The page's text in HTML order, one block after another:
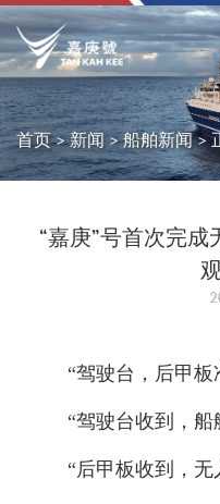
首页>新闻 >船舶新闻>
“嘉庚”号首次完
“驾驶台，后甲板
“驾驶台收到，
“后甲板收到，